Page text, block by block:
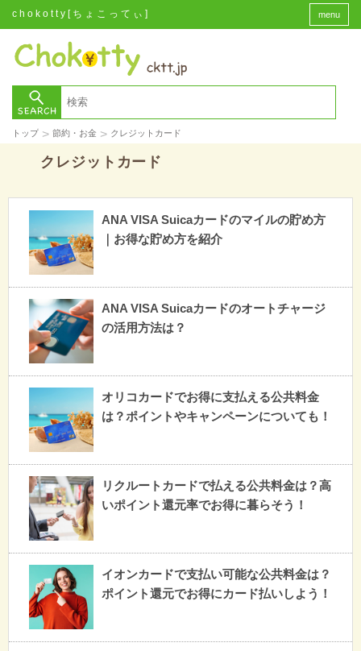
chokotty[ちょこってぃ] menu
トップ > 節約・お金 > クレジットカード
クレジットカード
ANA VISA Suicaカードのマイルの貯め方
｜お得な貯め方を紹介
ANA VISA Suicaカードのオートチャージ
の活用方法は？
オリコカードでお得に支払える公共料金
は？ポイントやキャンペーンについても！
リクルートカードで払える公共料金は？高
いポイント還元率でお得に暮らそう！
イオンカードで支払い可能な公共料金は？
ポイント還元でお得にカード払いしよう！